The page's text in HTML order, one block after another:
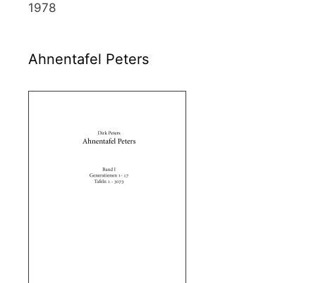
1978
Ahnentafel Peters